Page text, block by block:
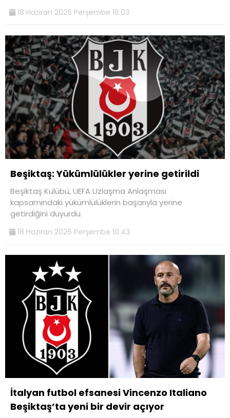
18 Haziran 2026 Perşembe 16:03
Beşiktaş: Yükümlülükler yerine getirildi
Beşiktaş Kulübü, UEFA Uzlaşma Anlaşması
kapsamındaki yükümlülüklerin başarıyla yerine
getirdiğini duyurdu.
18 Haziran 2026 Perşembe 10:43
İtalyan futbol efsanesi Vincenzo Italiano
Beşiktaş’ta yeni bir devir açıyor